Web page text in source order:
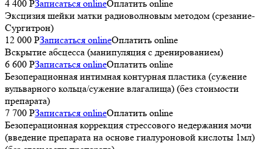
4 400 PЗаписаться onlineОплатить online
Эксцизия шейки матки радиоволновым методом (срезание-
Сургитрон)
12 000 PЗаписаться onlineОплатить online
Вскрытие абсцесса (манипуляция с дренированием)
6 600 PЗаписаться onlineОплатить online
Безоперационная интимная контурная пластика (сужение
вульварного кольца/сужение влагалища) (без стоимости
препарата)
7 700 PЗаписаться onlineОплатить online
Безоперационная коррекция стрессового недержания мочи
(введение препарата на основе гиалуроновой кислоты 1мл)